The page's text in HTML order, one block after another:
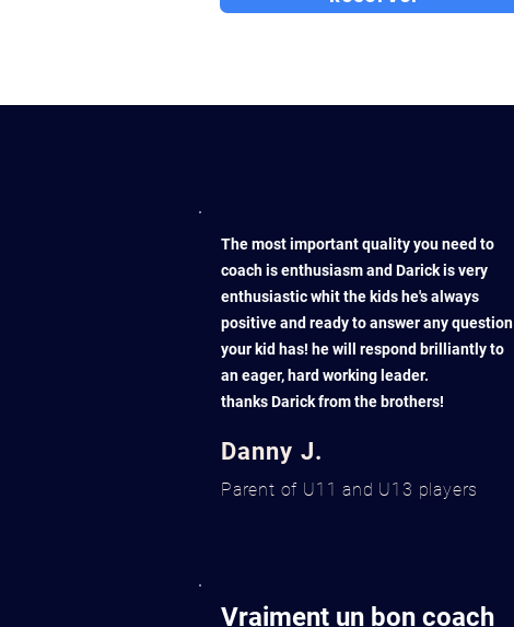
The most important quality you need to
coach is enthusiasm and Darick is very
enthusiastic whit the kids he's always
positive and ready to answer any question
your kid has! he will respond brilliantly to
an eager, hard working leader.
thanks Darick from the brothers!
Danny J.
Parent of U11 and U13 players
Vraiment un bon coach